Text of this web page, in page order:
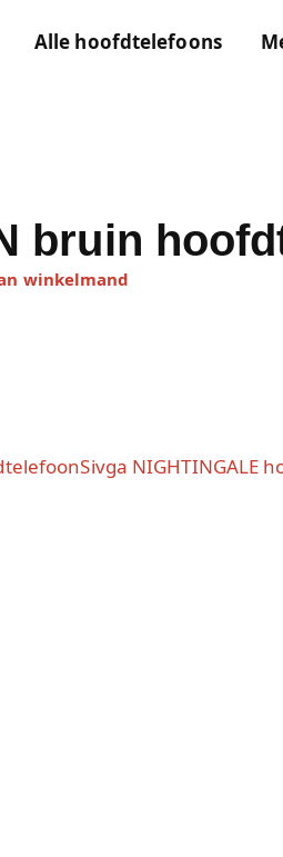
Alle hoofdtelefoons
bruin
winkelmand
Sivga NIGHTINGALE